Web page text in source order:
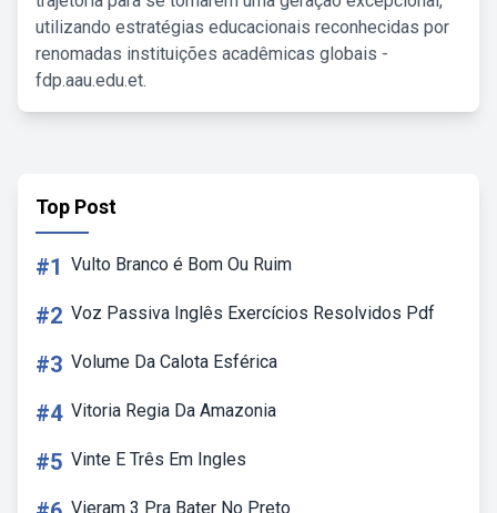
utilizando estratégias educacionais reconhecidas por
renomadas instituições acadêmicas globais -
fdp.aau.edu.et.
Top Post
#1 Vulto Branco é Bom Ou Ruim
#2 Voz Passiva Inglês Exercícios Resolvidos Pdf
#3 Volume Da Calota Esférica
#4 Vitoria Regia Da Amazonia
#5 Vinte E Três Em Ingles
Vieram 3 Pra Bater No Preto